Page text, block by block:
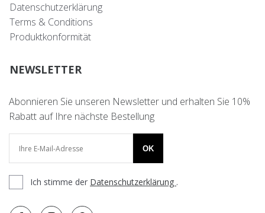
Datenschutzerklärung
Terms & Conditions
Produktkonformität
NEWSLETTER
Abonnieren Sie unseren Newsletter und erhalten Sie 10%
Rabatt auf Ihre nächste Bestellung
OK
Ich stimme der Datenschutzerklärung .